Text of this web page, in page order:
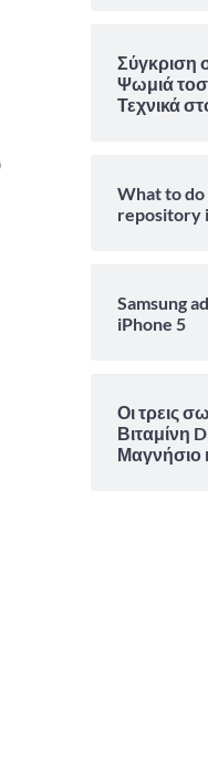
Σύγκριση
Ψωμιά
Τεχνικά
What to do
repository
Samsung
iPhone 5
Οι τρεις
Βιταμίνη
Μαγνήσιο